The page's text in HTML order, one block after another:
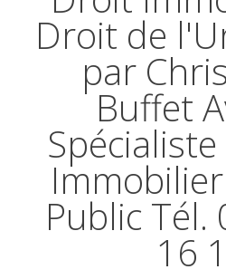
Droit de
par
Buffet
Public Tél.
16